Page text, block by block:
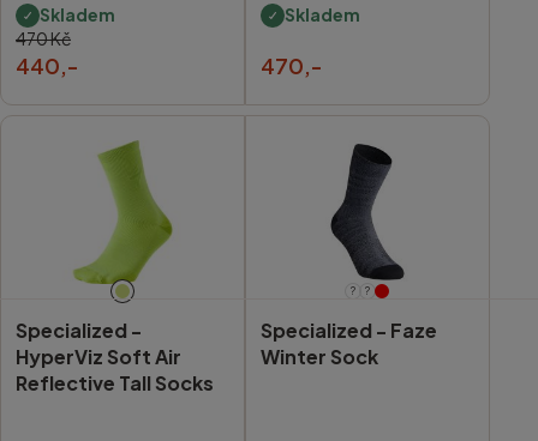
Skladem
470 Kč
440,-
Skladem
470,-
Specialized -
HyperViz Soft Air
Reflective Tall Socks
? ?
Specialized - Faze
Winter Sock